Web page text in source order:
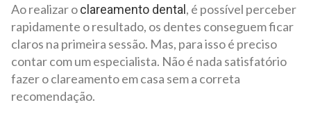
Ao realizar oclareamento dental, é possível perceber
rapidamente o resultado, os dentes conseguem ficar
claros na primeira sessão. Mas, para isso é preciso
contar com um especialista. Não é nada satisfatório
fazer o clareamento em casa sem a correta
recomendação.